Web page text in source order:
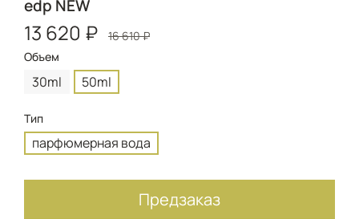
edp NEW
13 620 ₽
16 610 ₽
Объем
30ml 50ml
Тип
парфюмерная вода
Предзаказ